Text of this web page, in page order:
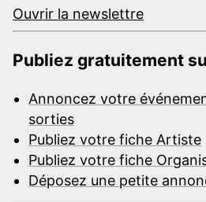
Ouvrir la newslettre
Publiez gratuitement
Annoncez votre
sorties
Publiez votre fiche Artiste
Publiez votre fiche
Déposez une petite